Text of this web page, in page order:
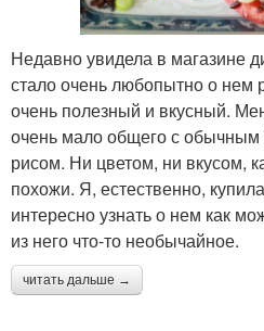
Недавно увидела в магазине
стало очень любопытно о нем
очень полезный и вкусный.
очень мало общего с
рисом. Ни цветом, ни вкусом,
похожи. Я, естественно,
интересно узнать о нем как
из него что-то необычайное.
читать дальше →